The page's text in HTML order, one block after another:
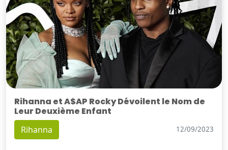
Rihanna et A$AP Rocky Dévoilent le Nom de
Leur Deuxième Enfant
Rihanna 12/09/2023